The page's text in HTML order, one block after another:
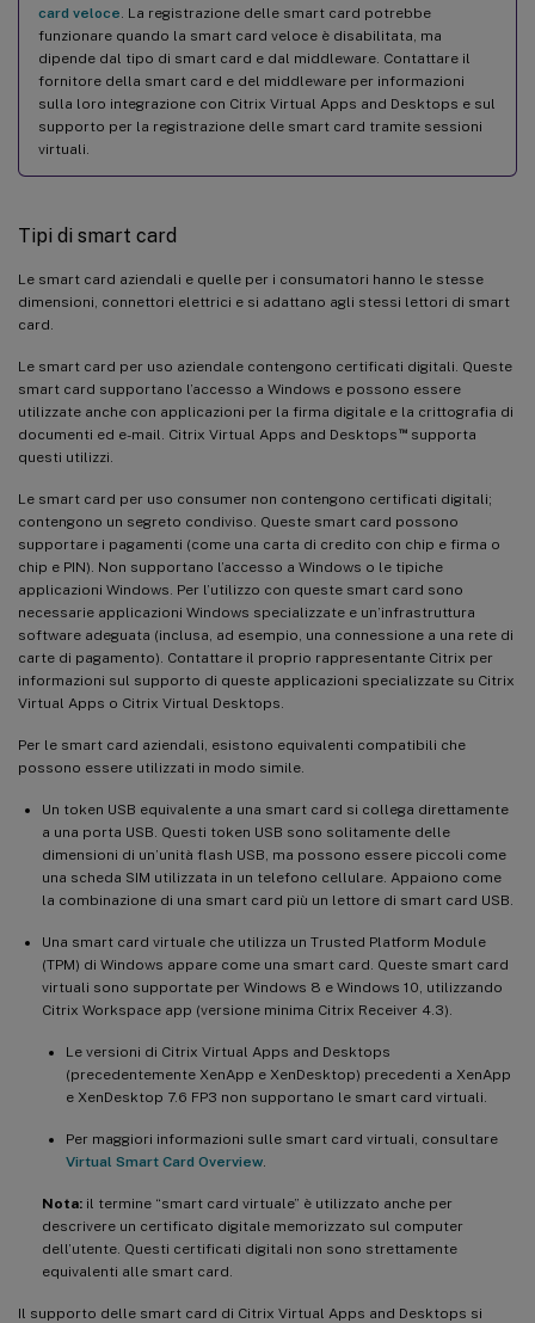
card veloce . La registrazione delle smart card potrebbe
funzionare quando la smart card veloce è disabilitata, ma
dipende dal tipo di smart card e dal middleware. Contattare il
fornitore della smart card e del middleware per informazioni
sulla loro integrazione con Citrix Virtual Apps and Desktops e sul
supporto per la registrazione delle smart card tramite sessioni
virtuali.
Tipi di smart card
Le smart card aziendali e quelle per i consumatori hanno le stesse
dimensioni, connettori elettrici e si adattano agli stessi lettori di smart
card.
Le smart card per uso aziendale contengono certificati digitali. Queste
smart card supportano l’accesso a Windows e possono essere
utilizzate anche con applicazioni per la firma digitale e la crittografia di
documenti ed e-mail. Citrix Virtual Apps and Desktops ™supporta
questi utilizzi.
Le smart card per uso consumer non contengono certificati digitali;
contengono un segreto condiviso. Queste smart card possono
supportare i pagamenti (come una carta di credito con chip e firma o
chip e PIN). Non supportano l’accesso a Windows o le tipiche
applicazioni Windows. Per l’utilizzo con queste smart card sono
necessarie applicazioni Windows specializzate e un’infrastruttura
software adeguata (inclusa, ad esempio, una connessione a una rete di
carte di pagamento). Contattare il proprio rappresentante Citrix per
informazioni sul supporto di queste applicazioni specializzate su Citrix
Virtual Apps o Citrix Virtual Desktops.
Per le smart card aziendali, esistono equivalenti compatibili che
possono essere utilizzati in modo simile.
Un token USB equivalente a una smart card si collega direttamente
a una porta USB. Questi token USB sono solitamente delle
dimensioni di un’unità flash USB, ma possono essere piccoli come
una scheda SIM utilizzata in un telefono cellulare. Appaiono come
la combinazione di una smart card più un lettore di smart card USB.
Una smart card virtuale che utilizza un Trusted Platform Module
(TPM) di Windows appare come una smart card. Queste smart card
virtuali sono supportate per Windows 8 e Windows 10, utilizzando
Citrix Workspace app (versione minima Citrix Receiver 4.3).
Le versioni di Citrix Virtual Apps and Desktops
(precedentemente XenApp e XenDesktop) precedenti a XenApp
e XenDesktop 7.6 FP3 non supportano le smart card virtuali.
Per maggiori informazioni sulle smart card virtuali, consultare
Virtual Smart Card Overview
Nota: il termine “smart card virtuale” è utilizzato anche per
descrivere un certificato digitale memorizzato sul computer
dell’utente. Questi certificati digitali non sono strettamente
equivalenti alle smart card.
Il supporto delle smart card di Citrix Virtual Apps and Desktops si